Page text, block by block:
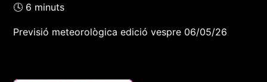
🕓 6 minuts
Previsió meteorològica edició vespre 06/05/26